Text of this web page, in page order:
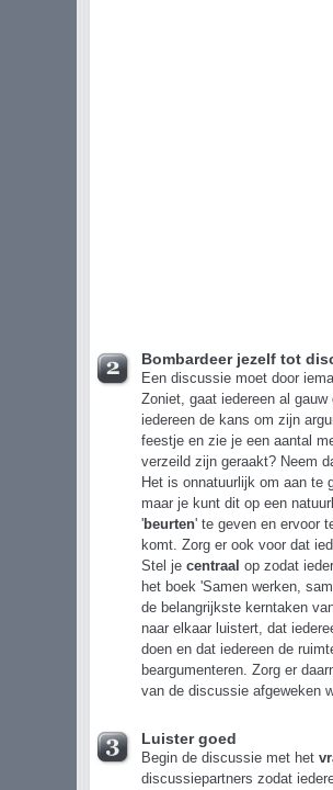
Bombardeer jezelf tot
Een discussie moet door
Zoniet, gaat iedereen al
iedereen de kans om zijn
feestje en zie je een aantal
verzeild zijn geraakt? Neem
Het is onnatuurlijk om aan te
maar je kunt dit op een
'beurten' te geven en ervoor
komt. Zorg er ook voor dat
Stel jecentraal op zodat
het boek 'Samen werken,
de belangrijkste kerntaken
naar elkaar luistert, dat
doen en dat iedereen de
beargumenteren. Zorg er
van de discussie afgeweken
Luister goed
Begin de discussie met het
discussiepartners zodat